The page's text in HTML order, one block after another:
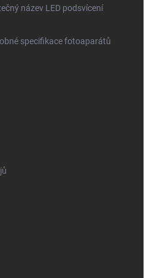
název LED podsvícení
specifikace fotoaparátů